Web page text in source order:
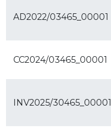
AD2022/03465_00001
CC2024/03465_00001
INV2025/30465_00001